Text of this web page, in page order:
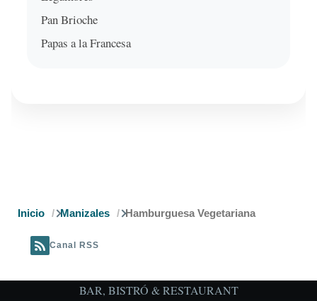
Pan Brioche
Papas a la Francesa
Ruta
Inicio Manizales Hamburguesa Vegetariana
Canal RSS
BAR, BISTRÓ & RESTAURANT